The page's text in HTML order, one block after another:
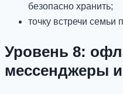
безопасно хранить;
точку встречи семьи
Уровень 8:
мессенджеры